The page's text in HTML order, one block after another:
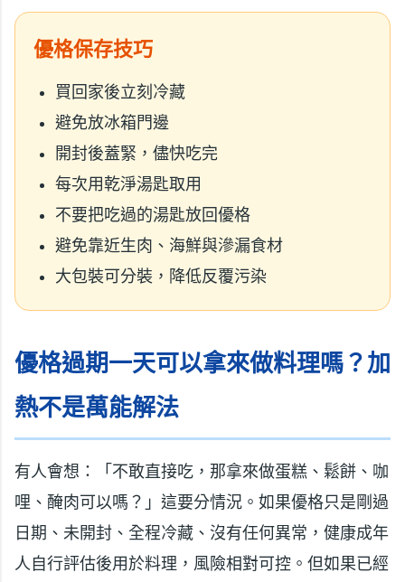
優格保存技巧
買回家後立刻冷藏
避免放冰箱門邊
開封後蓋緊，儘快吃完
每次用乾淨湯匙取用
不要把吃過的湯匙放回優格
避免靠近生肉、海鮮與滲漏食材
大包裝可分裝，降低反覆污染
優格過期一天可以拿來做料理嗎？加
熱不是萬能解法
有人會想：「不敢直接吃，那拿來做蛋糕、鬆餅、咖
哩、醃肉可以嗎？」這要分情況。如果優格只是剛過
日期、未開封、全程冷藏、沒有任何異常，健康成年
人自行評估後用於料理，風險相對可控。但如果已經